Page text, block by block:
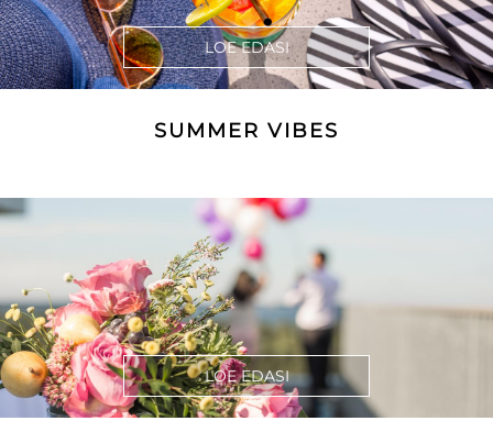
LOE EDASI
SUMMER VIBES
LOE EDASI